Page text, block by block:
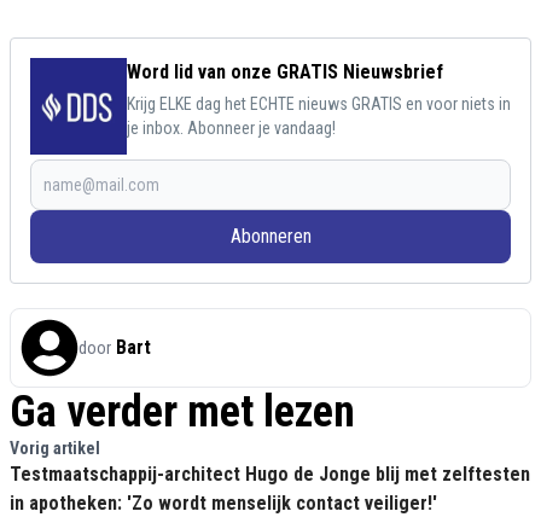
Word lid van onze GRATIS Nieuwsbrief
Krijg ELKE dag het ECHTE nieuws GRATIS en voor niets in
je inbox. Abonneer je vandaag!
Abonneren
door Bart
Ga verder met lezen
Vorig artikel
Testmaatschappij-architect Hugo de Jonge blij met zelftesten
in apotheken: 'Zo wordt menselijk contact veiliger!'